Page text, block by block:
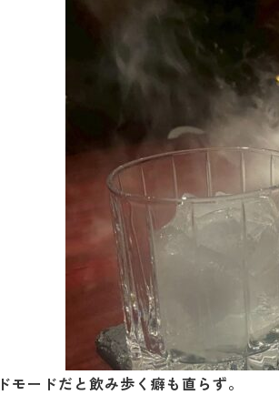
モードだと飲み歩く癖も直らず。